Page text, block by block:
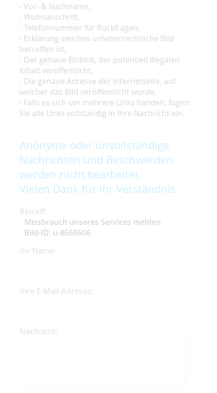
- Vor- & Nachname,
- Wohnanschrift,
- Telefonnummer für Rückfragen,
- Erklärung welches urheberrechtliche Bild
betroffen ist,
- Der genaue Bildlink, der potentiell illegalen
Inhalt veröffentlicht,
- Die genaue Adresse der Internetseite, auf
welcher das Bild veröffentlicht wurde,
- Falls es sich um mehrere Links handelt, fügen
Sie alle Links vollständig in Ihre Nachricht ein.
Anonyme oder unvollständige
Nachrichten und Beschwerden
werden nicht bearbeitet.
Vielen Dank für Ihr Verständnis.
Betreff:
Missbrauch unseres Services melden
Bild-ID: u-8668606
Ihr Name:
Ihre E-Mail-Adresse:
Nachricht: